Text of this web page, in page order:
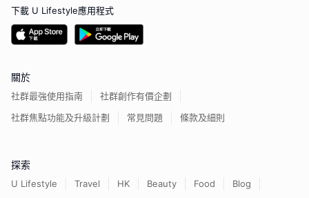
下載 U Lifestyle應用程式
關於
社群最強使用指南
社群創作有價企劃
社群焦點功能及升級計劃
常見問題 條款及細則
探索
U Lifestyle Travel HK Beauty Food
Blog